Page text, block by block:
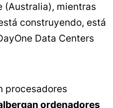
(Australia), mientras
construyendo, está
Data Centers
procesadores
ordenadores